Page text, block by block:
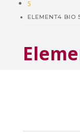
5
ELEMENT4 BIO